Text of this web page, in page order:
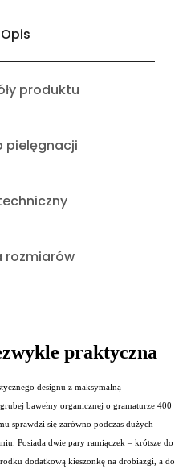
Opis
produktu
pielęgnacji
rozmiarów
praktyczna
designu z maksymalną
bawełny organicznej o gramaturze 400
sprawdzi się zarówno podczas dużych
Posiada dwie pary ramiączek – krótsze do
dodatkową kieszonkę na drobiazgi, a do